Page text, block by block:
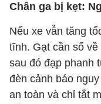
Chân ga bị kẹt:
Nếu xe vẫn tăng
tĩnh. Gạt cần số
sau đó đạp phanh
đèn cảnh báo
an toàn và chỉ tắt